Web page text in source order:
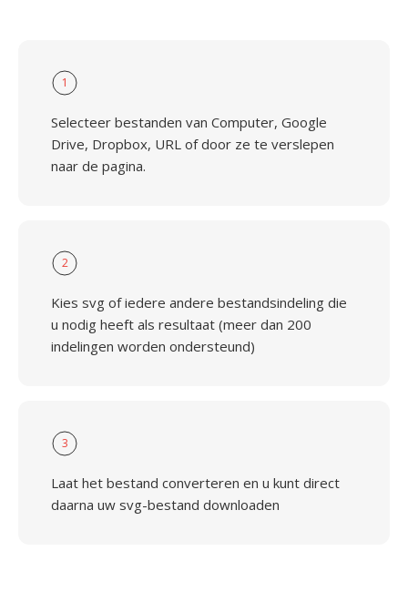
1
Selecteer bestanden van Computer, Google
Drive, Dropbox, URL of door ze te verslepen
naar de pagina.
2
Kies svg of iedere andere bestandsindeling die
u nodig heeft als resultaat (meer dan 200
indelingen worden ondersteund)
3
Laat het bestand converteren en u kunt direct
daarna uw svg-bestand downloaden